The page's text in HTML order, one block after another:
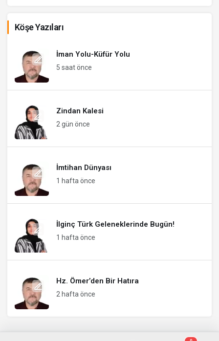
Köşe Yazıları
İman Yolu-Küfür Yolu
5 saat önce
Zindan Kalesi
2 gün önce
İmtihan Dünyası
1 hafta önce
İlginç Türk Geleneklerinde Bugün!
1 hafta önce
Hz. Ömer’den Bir Hatıra
2 hafta önce